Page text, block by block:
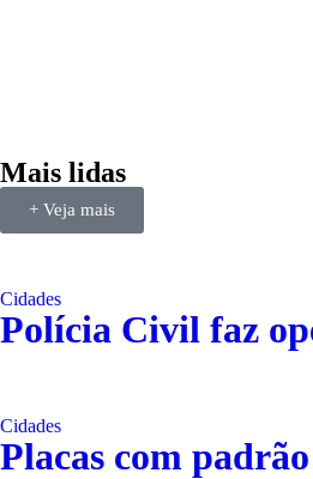
Mais lidas
+ Veja mais
Cidades
Polícia Civil faz
Cidades
Placas com